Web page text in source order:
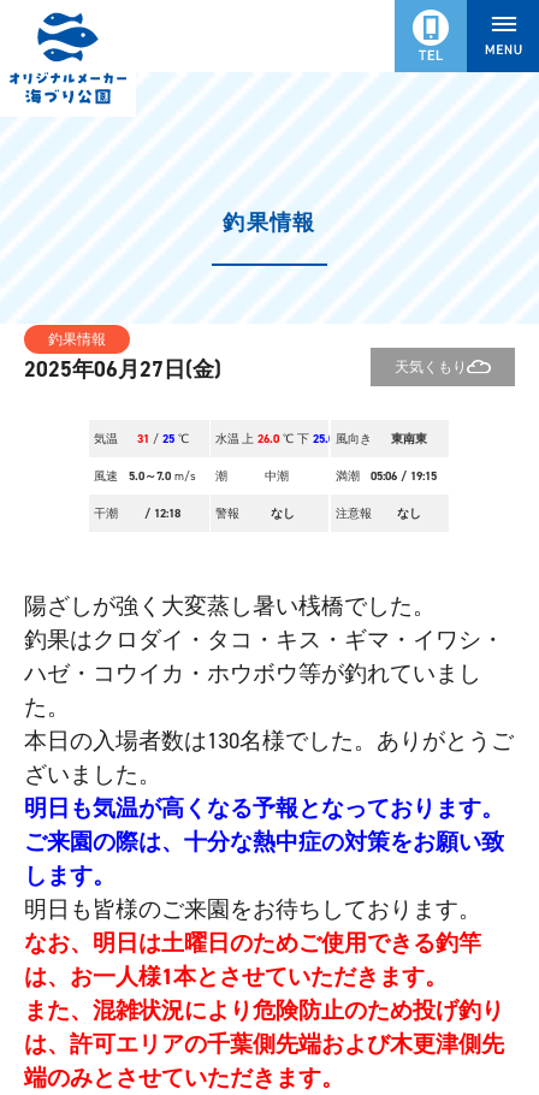
釣果情報
釣果情報
2025年06月27日(金) 天気くもり
気温 31 / 25 ℃ 水温 上 26.0 ℃ 下 25.0℃
風向き 東南東
風速 5.0～7.0 m/s 潮 中潮 満潮 05:06 / 19:15
干潮 / 12:18 警報 なし 注意報 なし
陽ざしが強く大変蒸し暑い桟橋でした。
釣果はクロダイ・タコ・キス・ギマ・イワシ・
ハゼ・コウイカ・ホウボウ等が釣れていまし
た。
本日の入場者数は130名様でした。ありがとうご
ざいました。
明日も気温が高くなる予報となっております。
ご来園の際は、十分な熱中症の対策をお願い致
します。
明日も皆様のご来園をお待ちしております。
なお、明日は土曜日のためご使用できる釣竿
は、お一人様1本とさせていただきます。
また、混雑状況により危険防止のため投げ釣り
は、許可エリアの千葉側先端および木更津側先
端のみとさせていただきます。